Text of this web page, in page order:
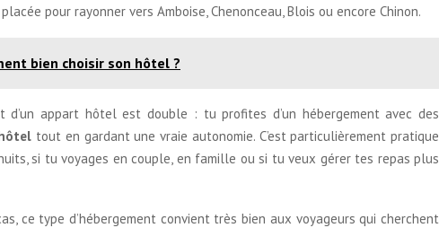
pour rayonner vers Amboise, Chenonceau, Blois ou encore Chinon.
bien choisir son hôtel ?
d’un appart hôtel est double : tu profites d’un hébergement avec des
tout en gardant une vraie autonomie. C’est particulièrement pratique
si tu voyages en couple, en famille ou si tu veux gérer tes repas plus
ce type d’hébergement convient très bien aux voyageurs qui cherchent